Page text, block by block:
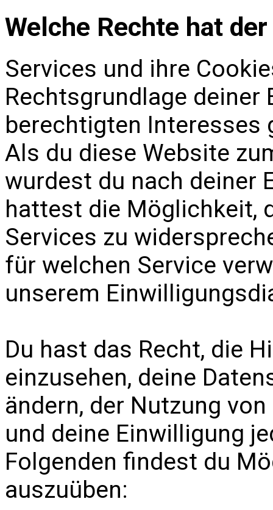
Welche Rechte hat
Services und ihre
Rechtsgrundlage deiner
berechtigten Interesses
Als du diese Website
wurdest du nach deiner
hattest die Möglichkeit,
Services zu
für welchen Service
unserem
Du hast das Recht, die
einzusehen, deine
ändern, der Nutzung
und deine Einwilligung
Folgenden findest du
auszuüben: